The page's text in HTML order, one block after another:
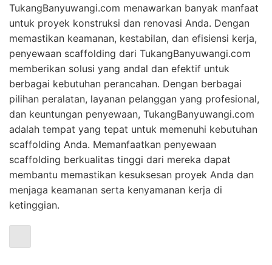
TukangBanyuwangi.com menawarkan banyak manfaat
untuk proyek konstruksi dan renovasi Anda. Dengan
memastikan keamanan, kestabilan, dan efisiensi kerja,
penyewaan scaffolding dari TukangBanyuwangi.com
memberikan solusi yang andal dan efektif untuk
berbagai kebutuhan perancahan. Dengan berbagai
pilihan peralatan, layanan pelanggan yang profesional,
dan keuntungan penyewaan, TukangBanyuwangi.com
adalah tempat yang tepat untuk memenuhi kebutuhan
scaffolding Anda. Memanfaatkan penyewaan
scaffolding berkualitas tinggi dari mereka dapat
membantu memastikan kesuksesan proyek Anda dan
menjaga keamanan serta kenyamanan kerja di
ketinggian.